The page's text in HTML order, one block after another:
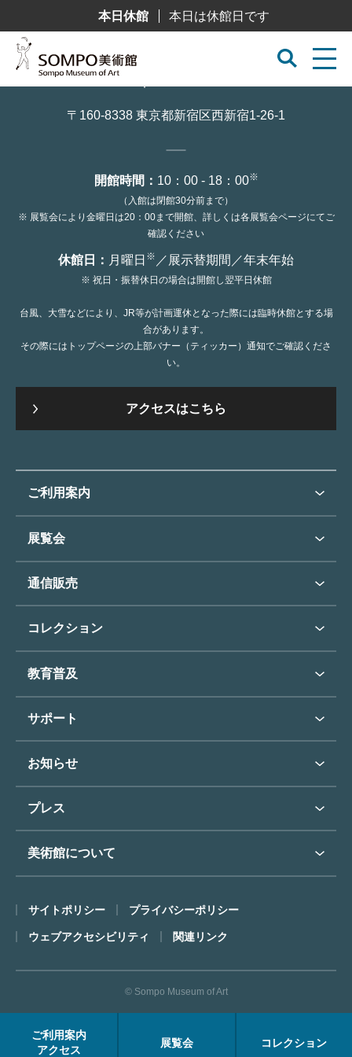
テ
本日休館 本日は休館日です
ご利用案内
アクセス
展覧会 コレクション
〒160-8338 東京都新宿区西新宿1-26-1
開館時間： 10：00 - 18：00※
（入館は閉館30分前まで）
※ 展覧会により金曜日は20：00まで開館、詳しくは各展覧会ページにてご
確認ください
休館日： 月曜日 ※ ／展示替期間／年末年始
※ 祝日・振替休日の場合は開館し翌平日休館
台風、大雪などにより、JR等が計画運休となった際には臨時休館とする場
合があります。
その際にはトップページの上部バナー（ティッカー）通知でご確認くださ
い。
アクセスはこちら
ご利用案内
ご利用案内トップ
開館時間・休館日
アクセス
団体のご利用について
バリアフリー／小さなお子様
フロアマップ
ミュージアムショップ
カフェ
展覧会
展覧会・イベントトップ
次回の展覧会
展覧会スケジュール
過去の展覧会
通信販売
通信販売トップ
コレクション
コレクショントップ
東郷青児
コレクションハイライト
教育普及
教育普及トップ
オンラインで美術鑑賞
博物館実習について
サポート
よくあるご質問
東郷⻘児作品著作権申請
お知らせ
お知らせトップ
プレス
プレスリリーストップ
美術館について
ごあいさつ
コンセプト
沿革
FACEアーカイブス
サイトポリシー プライバシーポリシー
ウェブアクセシビリティ 関連リンク
© Sompo Museum of Art